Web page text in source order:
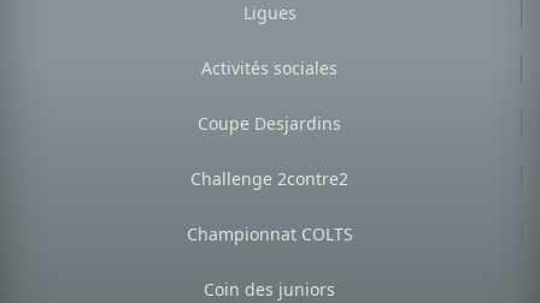
Ligues
Activités sociales
Coupe Desjardins
Challenge 2contre2
Championnat COLTS
Coin des juniors